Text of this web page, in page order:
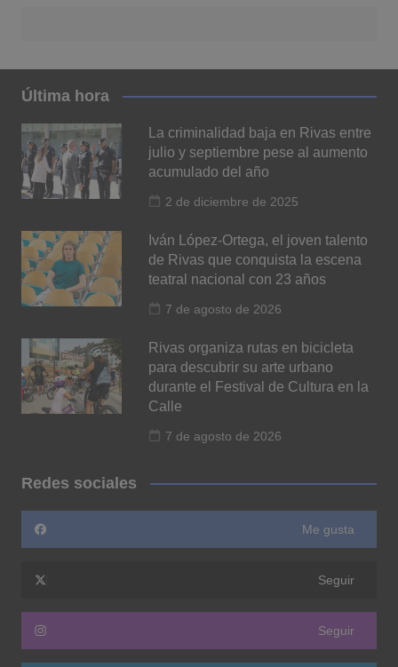
Última hora
La criminalidad baja en Rivas entre
julio y septiembre pese al aumento
acumulado del año
2 de diciembre de 2025
Iván López-Ortega, el joven talento
de Rivas que conquista la escena
teatral nacional con 23 años
7 de agosto de 2026
Rivas organiza rutas en bicicleta
para descubrir su arte urbano
durante el Festival de Cultura en la
Calle
7 de agosto de 2026
Redes sociales
Me gusta
Seguir
Seguir